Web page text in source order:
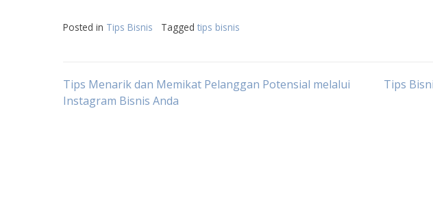
Posted in Tips Bisnis Tagged tips bisnis
Post
Tips Menarik dan Memikat Pelanggan Potensial melalui
Instagram Bisnis Anda
Tips